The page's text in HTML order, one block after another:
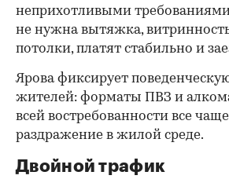
неприхотливыми
не нужна вытяжка,
потолки, платят стабильно и
Ярова фиксирует
жителей: форматы ПВЗ и
всей востребованности все
раздражение в жилой среде.
Двойной трафик